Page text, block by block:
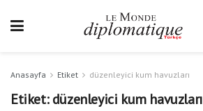
Anasayfa Etiket düzenleyici kum havuzları
Etiket:düzenleyici kum havuzları